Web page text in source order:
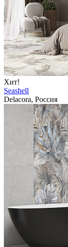
Хит!
Seashell
Delacora, Россия